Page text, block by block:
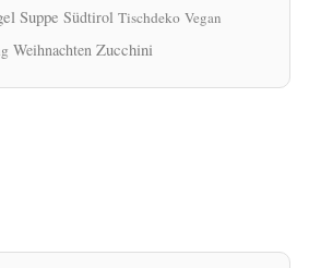
Suppe Südtirol Tischdeko Vegan
Weihnachten Zucchini